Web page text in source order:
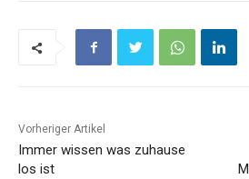
Vorheriger Artikel
Immer wissen was zuhause
los ist